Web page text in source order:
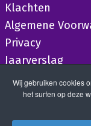
Klachten
Algemene
Privacy
Jaarverslag
Wij gebruiken cookies
het surfen op deze